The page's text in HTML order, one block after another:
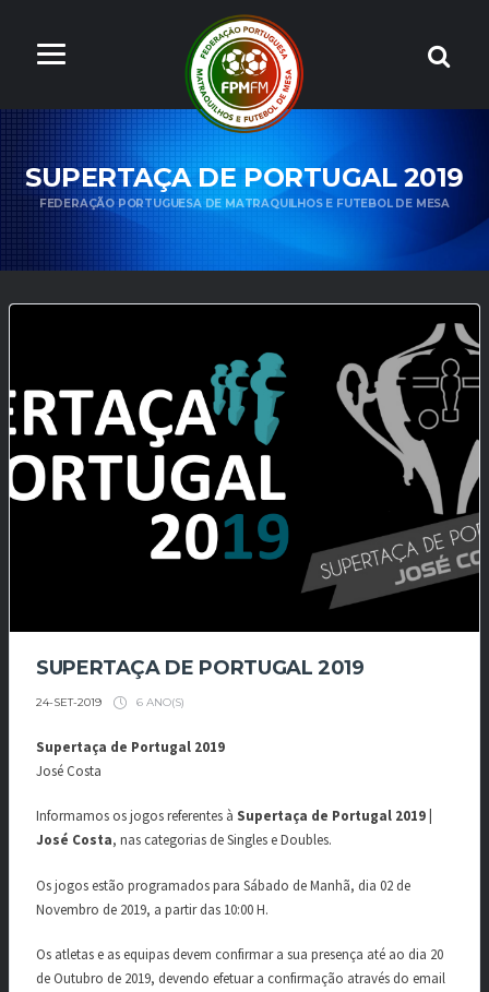
SUPERTAÇA DE PORTUGAL 2019
FEDERAÇÃO PORTUGUESA DE MATRAQUILHOS E FUTEBOL DE MESA
SUPERTAÇA DE PORTUGAL 2019
24-SET-2019 6 ANO(S)
Supertaça de Portugal 2019
José Costa
Informamos os jogos referentes à Supertaça de Portugal 2019 |
José Costa, nas categorias de Singles e Doubles.
Os jogos estão programados para Sábado de Manhã, dia 02 de
Novembro de 2019, a partir das 10:00 H.
Os atletas e as equipas devem confirmar a sua presença até ao dia 20
de Outubro de 2019, devendo efetuar a confirmação através do email